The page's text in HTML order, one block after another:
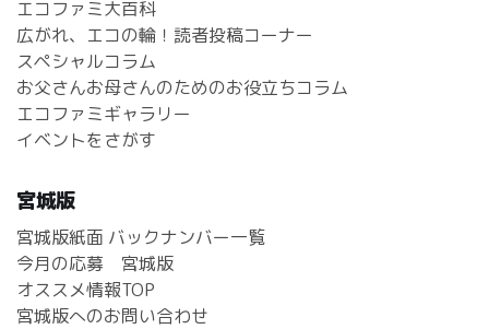
エコファミ大百科
広がれ、エコの輪！読者投稿コーナー
スペシャルコラム
お父さんお母さんのためのお役立ちコラム
エコファミギャラリー
イベントをさがす
宮城版
宮城版紙面 バックナンバー一覧
今月の応募 宮城版
オススメ情報TOP
宮城版へのお問い合わせ